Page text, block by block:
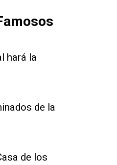
hará la
de la
de los